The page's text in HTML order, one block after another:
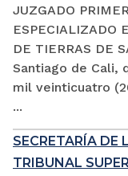
JUZGADO
ESPECIALIZADO
DE TIERRAS DE
Santiago de Cali,
mil veinticuatro
...
SECRETARÍA DE
TRIBUNAL